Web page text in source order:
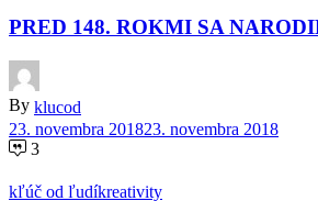
PRED 148. ROKMI SA
By klucod
23. novembra 201823. novembra 2018
3
kľúč od ľudíkreativity